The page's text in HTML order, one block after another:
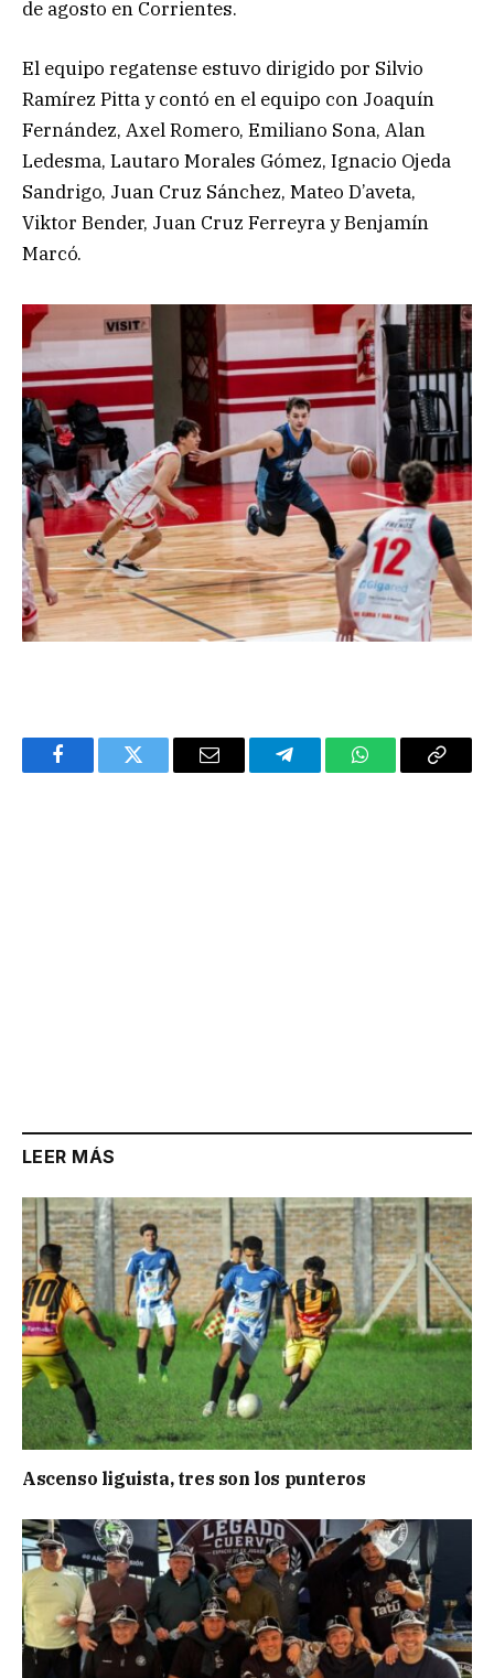
de agosto en Corrientes.
El equipo regatense estuvo dirigido por Silvio
Ramírez Pitta y contó en el equipo con Joaquín
Fernández, Axel Romero, Emiliano Sona, Alan
Ledesma, Lautaro Morales Gómez, Ignacio Ojeda
Sandrigo, Juan Cruz Sánchez, Mateo D’aveta,
Viktor Bender, Juan Cruz Ferreyra y Benjamín
Marcó.
FacebookTwitter Email TelegramWhatsAppCopy
LEER MÁS
Ascenso liguista, tres son los punteros